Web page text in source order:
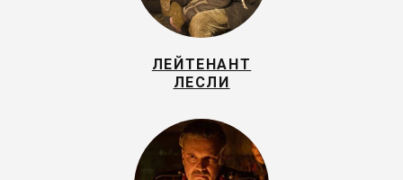
ЛЕЙТЕНАНТ
ЛЕСЛИ